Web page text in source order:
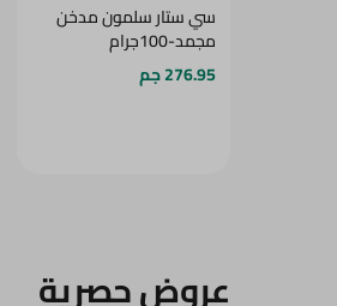
سي ستار سلمون مدخن
مجمد-100جرام
276.95 جم
عروض حصرية